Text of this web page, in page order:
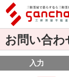
お問い合わ
入力